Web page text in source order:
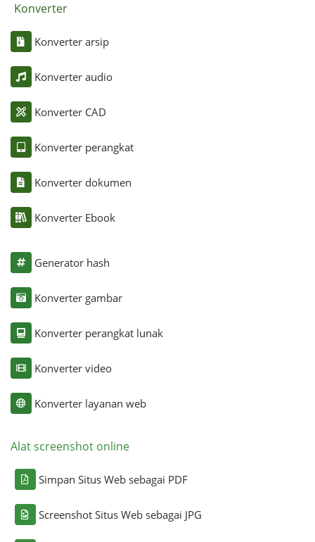
Konverter
Konverter arsip
Konverter audio
Konverter CAD
Konverter perangkat
Konverter dokumen
Konverter Ebook
Generator hash
Konverter gambar
Konverter perangkat lunak
Konverter video
Konverter layanan web
Alat screenshot online
Simpan Situs Web sebagai PDF
Screenshot Situs Web sebagai JPG